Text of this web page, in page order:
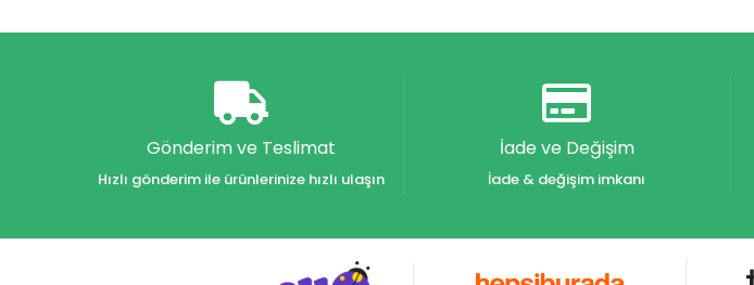
Gönderim ve Teslimat
Hızlı gönderim ile ürünlerinize hızlı ulaşın
İade ve Değişim
İade & değişim imkanı